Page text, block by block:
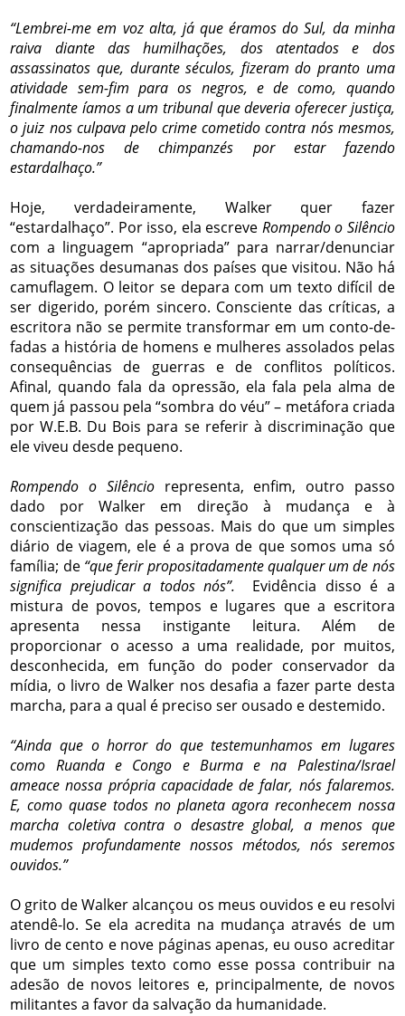
“Lembrei-me em voz alta, já que éramos do Sul, da minha
raiva diante das humilhações, dos atentados e dos
assassinatos que, durante séculos, fizeram do pranto uma
atividade sem-fim para os negros, e de como, quando
finalmente íamos a um tribunal que deveria oferecer justiça,
o juiz nos culpava pelo crime cometido contra nós mesmos,
chamando-nos de chimpanzés por estar fazendo
estardalhaço.”
Hoje, verdadeiramente, Walker quer fazer
“estardalhaço”. Por isso, ela escreve Rompendo o Silêncio
com a linguagem “apropriada” para narrar/denunciar
as situações desumanas dos países que visitou. Não há
camuflagem. O leitor se depara com um texto difícil de
ser digerido, porém sincero. Consciente das críticas, a
escritora não se permite transformar em um conto-de-
fadas a história de homens e mulheres assolados pelas
consequências de guerras e de conflitos políticos.
Afinal, quando fala da opressão, ela fala pela alma de
quem já passou pela “sombra do véu” – metáfora criada
por W.E.B. Du Bois para se referir à discriminação que
ele viveu desde pequeno.
Rompendo o Silêncio representa, enfim, outro passo
dado por Walker em direção à mudança e à
conscientização das pessoas. Mais do que um simples
diário de viagem, ele é a prova de que somos uma só
família; de “que ferir propositadamente qualquer um de nós
significa prejudicar a todos nós”.
Evidência disso é a
mistura de povos, tempos e lugares que a escritora
apresenta nessa instigante leitura. Além de
proporcionar o acesso a uma realidade, por muitos,
desconhecida, em função do poder conservador da
mídia, o livro de Walker nos desafia a fazer parte desta
marcha, para a qual é preciso ser ousado e destemido.
“Ainda que o horror do que testemunhamos em lugares
como Ruanda e Congo e Burma e na Palestina/Israel
ameace nossa própria capacidade de falar, nós falaremos.
E, como quase todos no planeta agora reconhecem nossa
marcha coletiva contra o desastre global, a menos que
mudemos profundamente nossos métodos, nós seremos
ouvidos.”
O grito de Walker alcançou os meus ouvidos e eu resolvi
atendê-lo. Se ela acredita na mudança através de um
livro de cento e nove páginas apenas, eu ouso acreditar
que um simples texto como esse possa contribuir na
adesão de novos leitores e, principalmente, de novos
militantes a favor da salvação da humanidade.